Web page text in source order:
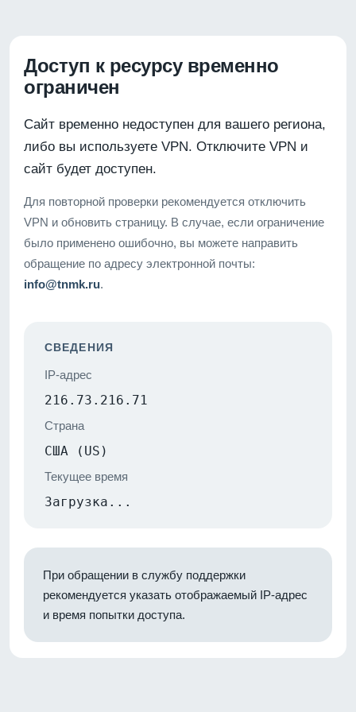
Доступ к ресурсу временно
ограничен
Сайт временно недоступен для вашего региона,
либо вы используете VPN. Отключите VPN и
сайт будет доступен.
Для повторной проверки рекомендуется отключить
VPN и обновить страницу. В случае, если ограничение
было применено ошибочно, вы можете направить
обращение по адресу электронной почты:
info@tnmk.ru.
СВЕДЕНИЯ
IP-адрес
216.73.216.71
Страна
США (US)
Текущее время
Загрузка...
При обращении в службу поддержки
рекомендуется указать отображаемый IP-адрес
и время попытки доступа.